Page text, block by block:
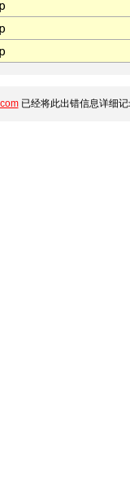
已经将此出错信息详细